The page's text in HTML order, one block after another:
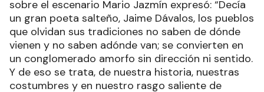
sobre el escenario Mario Jazmín expresó: “Decía
un gran poeta salteño, Jaime Dávalos, los pueblos
que olvidan sus tradiciones no saben de dónde
vienen y no saben adónde van; se convierten en
un conglomerado amorfo sin dirección ni sentido.
Y de eso se trata, de nuestra historia, nuestras
costumbres y en nuestro rasgo saliente de